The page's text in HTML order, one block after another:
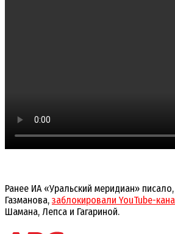
Ранее ИА «Уральский меридиан»
Газманова, заблокировали YouTube-
Шамана, Лепса и Гагариной.